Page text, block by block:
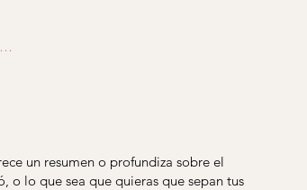
un resumen o profundiza sobre el
o lo que sea que quieras que sepan tus